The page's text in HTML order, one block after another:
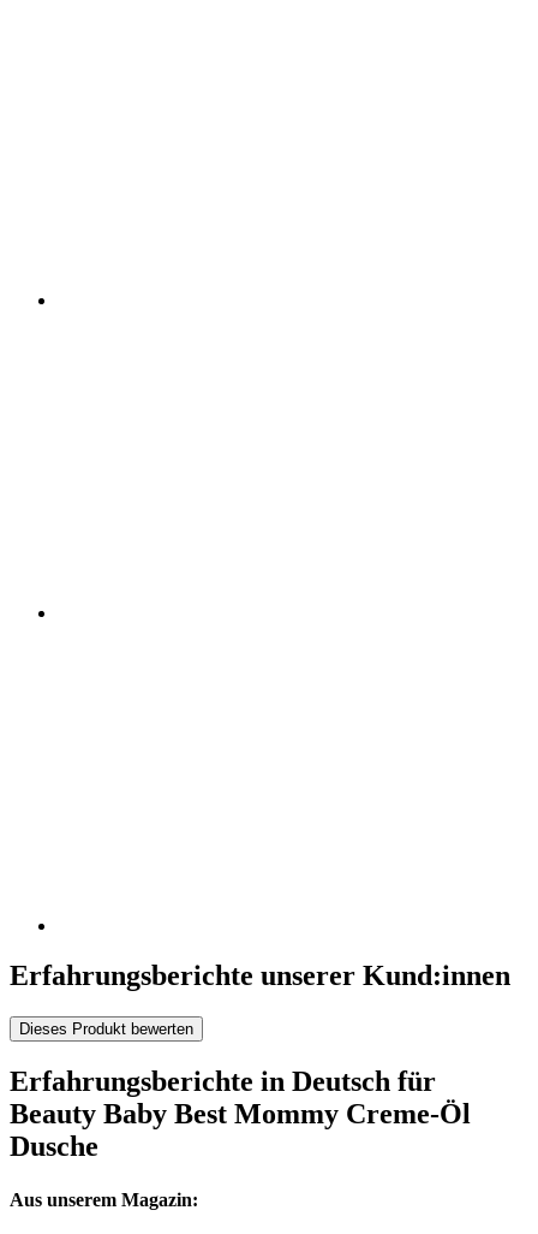
Erfahrungsberichte unserer Kund:innen
Dieses Produkt bewerten
Erfahrungsberichte in Deutsch für
Beauty Baby Best Mommy Creme-Öl
Dusche
Aus unserem Magazin: